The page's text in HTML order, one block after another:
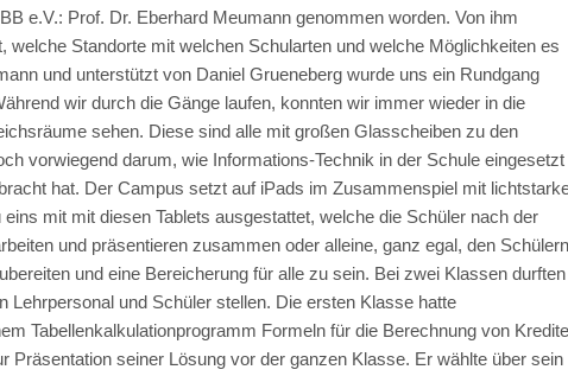
e.V.: Prof. Dr. Eberhard Meumann genommen worden. Von ihm
Standorte mit welchen Schularten und welche Möglichkeiten es
und unterstützt von Daniel Grueneberg wurde uns ein Rundgang
wir durch die Gänge laufen, konnten wir immer wieder in die
sehen. Diese sind alle mit großen Glasscheiben zu den
vorwiegend darum, wie Informations-Technik in der Schule eingesetzt
hat. Der Campus setzt auf iPads im Zusammenspiel mit
mit mit diesen Tablets ausgestattet, welche die Schüler nach der
und präsentieren zusammen oder alleine, ganz egal, den Schülern
und eine Bereicherung für alle zu sein. Bei zwei Klassen durften
und Schüler stellen. Die ersten Klasse hatte
Tabellenkalkulationprogramm Formeln für die Berechnung von
Präsentation seiner Lösung vor der ganzen Klasse. Er wählte über sein